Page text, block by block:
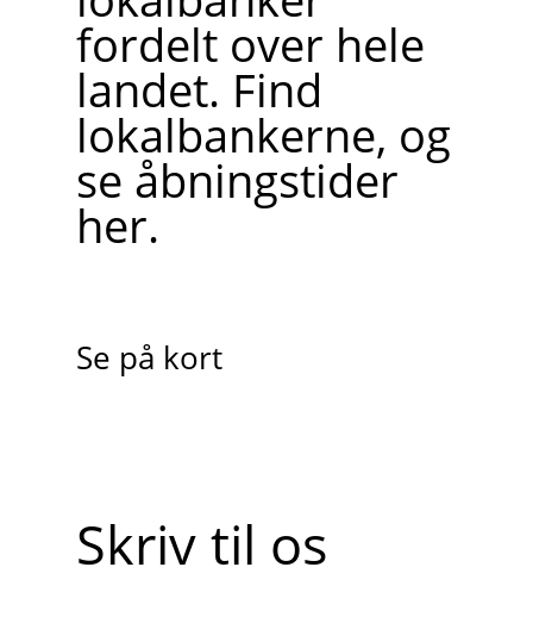
fordelt over hele
landet. Find
lokalbankerne, og
se åbningstider
her.
Se på kort
Skriv til os